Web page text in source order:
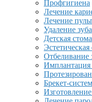
Профгигиена
Лечение
Лечение
Удаление зуба
Детская
Отбеливание
Имплантация
Брекет-